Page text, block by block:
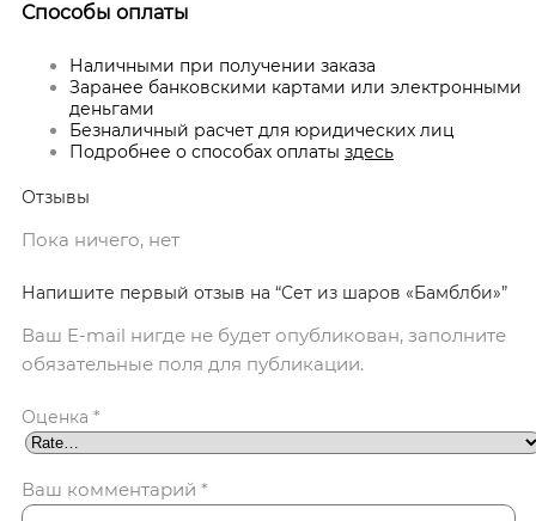
Способы оплаты
Наличными при получении заказа
Заранее банковскими картами или электронными
деньгами
Безналичный расчет для юридических лиц
Подробнее о способах оплаты здесь
Отзывы
Пока ничего, нет
Напишите первый отзыв на “Сет из шаров «Бамблби»”
Ваш E-mail нигде не будет опубликован, заполните
обязательные поля для публикации.
Оценка *
Ваш комментарий *